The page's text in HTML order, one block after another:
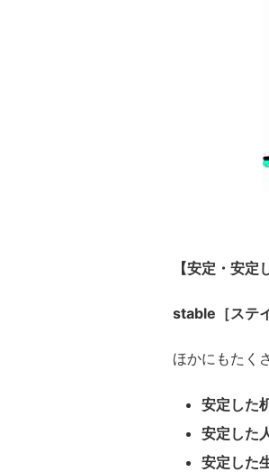
【安定・安定
stable［ステ
ほかにもたく
安定した
安定した
安定した